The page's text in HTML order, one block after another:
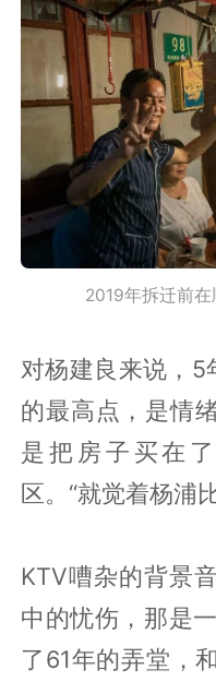
2019年拆迁前在
对杨建良来说，5
的最高点，是情
是把房子买在
区。“就觉着杨浦
KTV嘈杂的背景
中的忧伤，那是
了61年的弄堂，